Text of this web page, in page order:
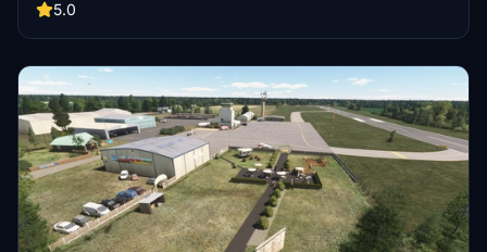
pilots. Enjoy and give a like!
5.0